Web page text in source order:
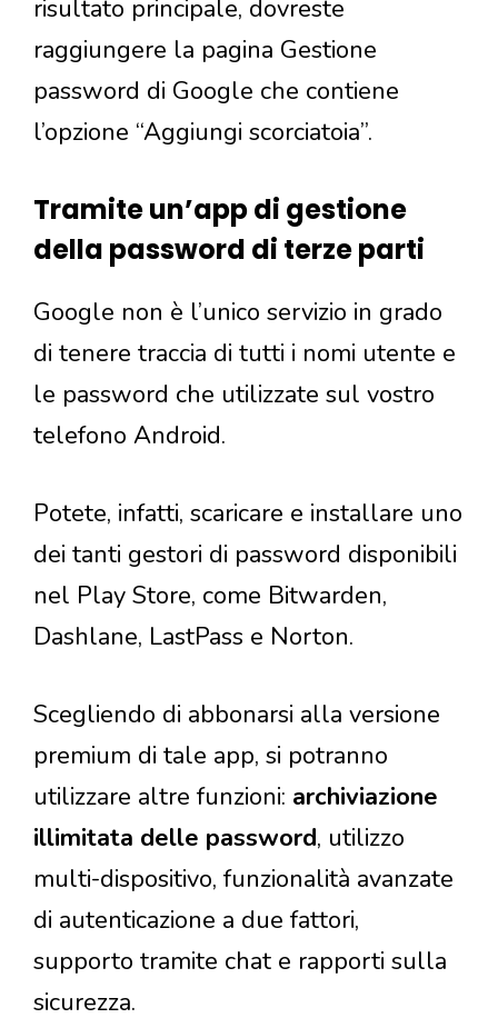
risultato principale, dovreste
raggiungere la pagina Gestione
password di Google che contiene
l’opzione “Aggiungi scorciatoia”.
Tramite un’app di gestione
della password di terze parti
Google non è l’unico servizio in grado
di tenere traccia di tutti i nomi utente e
le password che utilizzate sul vostro
telefono Android.
Potete, infatti, scaricare e installare uno
dei tanti gestori di password disponibili
nel Play Store, come Bitwarden,
Dashlane, LastPass e Norton.
Scegliendo di abbonarsi alla versione
premium di tale app, si potranno
utilizzare altre funzioni: archiviazione
illimitata delle password, utilizzo
multi-dispositivo, funzionalità avanzate
di autenticazione a due fattori,
supporto tramite chat e rapporti sulla
sicurezza.